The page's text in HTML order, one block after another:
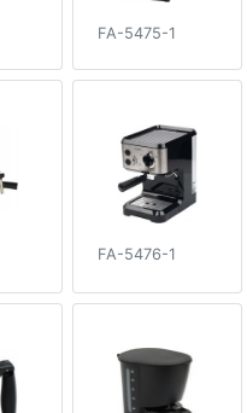
FA-5475-1
FA-5476-1